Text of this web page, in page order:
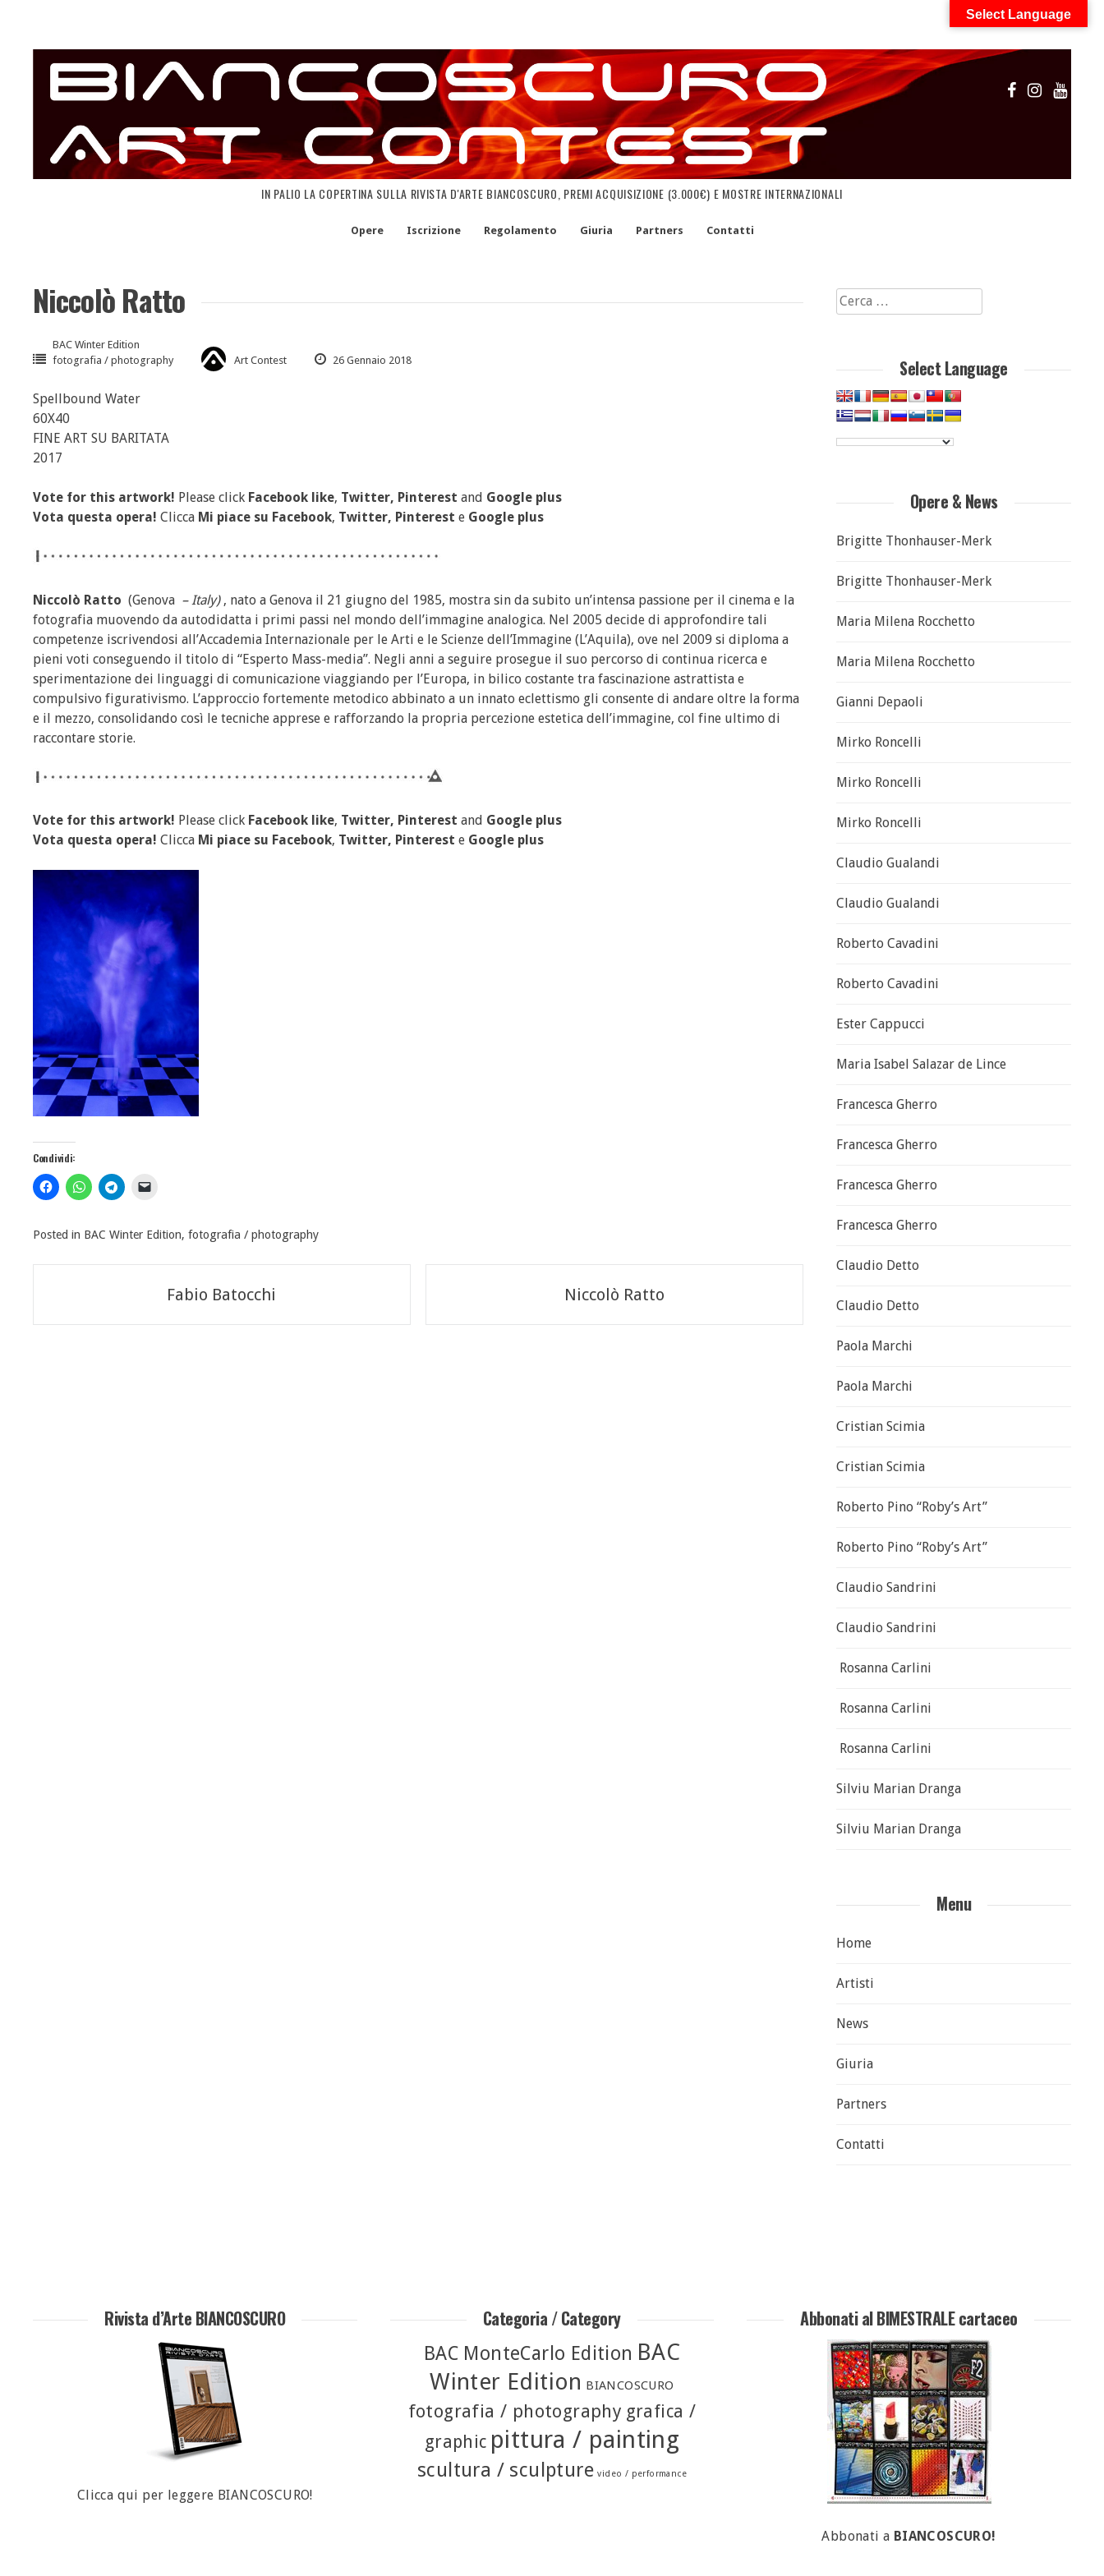
content
IN PALIO LA COPERTINA SULLA RIVISTA D'ARTE BIANCOSCURO, PREMI ACQUISIZIONE (3.000€) E MOSTRE INTERNAZIONALI
Opere Iscrizione Regolamento Giuria Partners Contatti
Niccolò Ratto
BAC Winter Edition
fotografia / photography
Art Contest 26 Gennaio 2018
Spellbound Water
60X40
FINE ART SU BARITATA
2017
Vote for this artwork! Please click Facebook like, Twitter, Pinterest and Google plus
Vota questa opera! Clicca Mi piace su Facebook, Twitter, Pinterest e Google plus
Niccolò Ratto (Genova – Italy) , nato a Genova il 21 giugno del 1985, mostra sin da subito un’intensa passione per il cinema e la
fotografia muovendo da autodidatta i primi passi nel mondo dell’immagine analogica. Nel 2005 decide di approfondire tali
competenze iscrivendosi all’Accademia Internazionale per le Arti e le Scienze dell’Immagine (L’Aquila), ove nel 2009 si diploma a
pieni voti conseguendo il titolo di “Esperto Mass-media”. Negli anni a seguire prosegue il suo percorso di continua ricerca e
sperimentazione dei linguaggi di comunicazione viaggiando per l’Europa, in bilico costante tra fascinazione astrattista e
compulsivo figurativismo. L’approccio fortemente metodico abbinato a un innato eclettismo gli consente di andare oltre la forma
e il mezzo, consolidando così le tecniche apprese e rafforzando la propria percezione estetica dell’immagine, col fine ultimo di
raccontare storie.
Vote for this artwork! Please click Facebook like, Twitter, Pinterest and Google plus
Vota questa opera! Clicca Mi piace su Facebook, Twitter, Pinterest e Google plus
Condividi:
Posted in BAC Winter Edition, fotografia / photography
articoli
Fabio Batocchi Niccolò Ratto
Ricerca
per:
Select Language
Opere & News
Brigitte Thonhauser-Merk
Brigitte Thonhauser-Merk
Maria Milena Rocchetto
Maria Milena Rocchetto
Gianni Depaoli
Mirko Roncelli
Mirko Roncelli
Mirko Roncelli
Claudio Gualandi
Claudio Gualandi
Roberto Cavadini
Roberto Cavadini
Ester Cappucci
Maria Isabel Salazar de Lince
Francesca Gherro
Francesca Gherro
Francesca Gherro
Francesca Gherro
Claudio Detto
Claudio Detto
Paola Marchi
Paola Marchi
Cristian Scimia
Cristian Scimia
Roberto Pino “Roby’s Art”
Roberto Pino “Roby’s Art”
Claudio Sandrini
Claudio Sandrini
Rosanna Carlini
Rosanna Carlini
Rosanna Carlini
Silviu Marian Dranga
Silviu Marian Dranga
Menu
Home
Artisti
News
Giuria
Partners
Contatti
Rivista d’Arte BIANCOSCURO
Clicca qui per leggere BIANCOSCURO!
Categoria / Category
BAC MonteCarlo Edition BAC
Winter Edition BIANCOSCURO
fotografia / photography grafica /
graphic pittura / painting
scultura / sculpture video / performance
Abbonati al BIMESTRALE cartaceo
Abbonati a BIANCOSCURO!
Select Language